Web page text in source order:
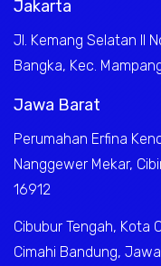
Jakarta
Jl. Kemang Selatan II
Bangka, Kec.
Jawa Barat
Perumahan Erfina
Nanggewer Mekar,
16912
Cibubur Tengah, Kota
Cimahi Bandung,